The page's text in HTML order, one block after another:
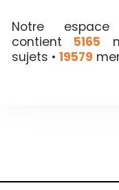
Notre
contient 5165
sujets • 19579